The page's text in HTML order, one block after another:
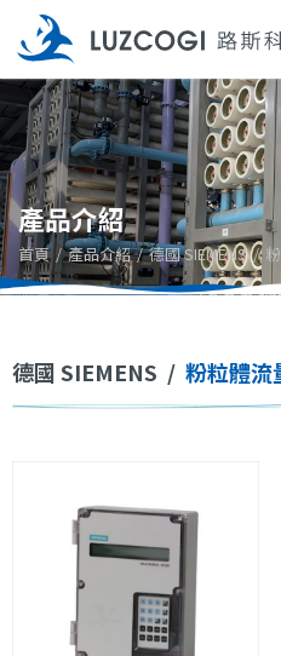
產品介紹
首頁 產品介紹 德國 SIEMENS
德國 SIEMENS / 粉粒體流